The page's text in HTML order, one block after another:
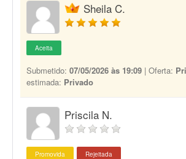
Sheila C.
Aceita
Submetido: 07/05/2026 às 19:09 | Oferta:
estimada: Privado
Priscila N.
Promovida Rejeitada